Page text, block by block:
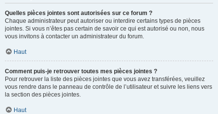
Quelles pièces jointes sont autorisées sur ce forum ?
Chaque administrateur peut autoriser ou interdire certains types de pièces
jointes. Si vous n’êtes pas certain de savoir ce qui est autorisé ou non, nous
vous invitons à contacter un administrateur du forum.
Haut
Comment puis-je retrouver toutes mes pièces jointes ?
Pour retrouver la liste des pièces jointes que vous avez transférées, veuillez
vous rendre dans le panneau de contrôle de l’utilisateur et suivre les liens vers
la section des pièces jointes.
Haut